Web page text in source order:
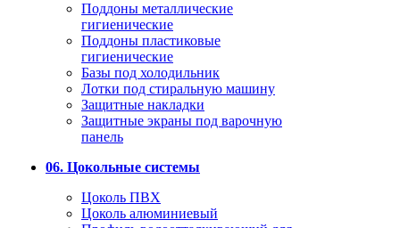
Поддоны металлические
гигиенические
Поддоны пластиковые
гигиенические
Базы под холодильник
Лотки под стиральную машину
Защитные накладки
Защитные экраны под варочную
панель
06. Цокольные системы
Цоколь ПВХ
Цоколь алюминиевый